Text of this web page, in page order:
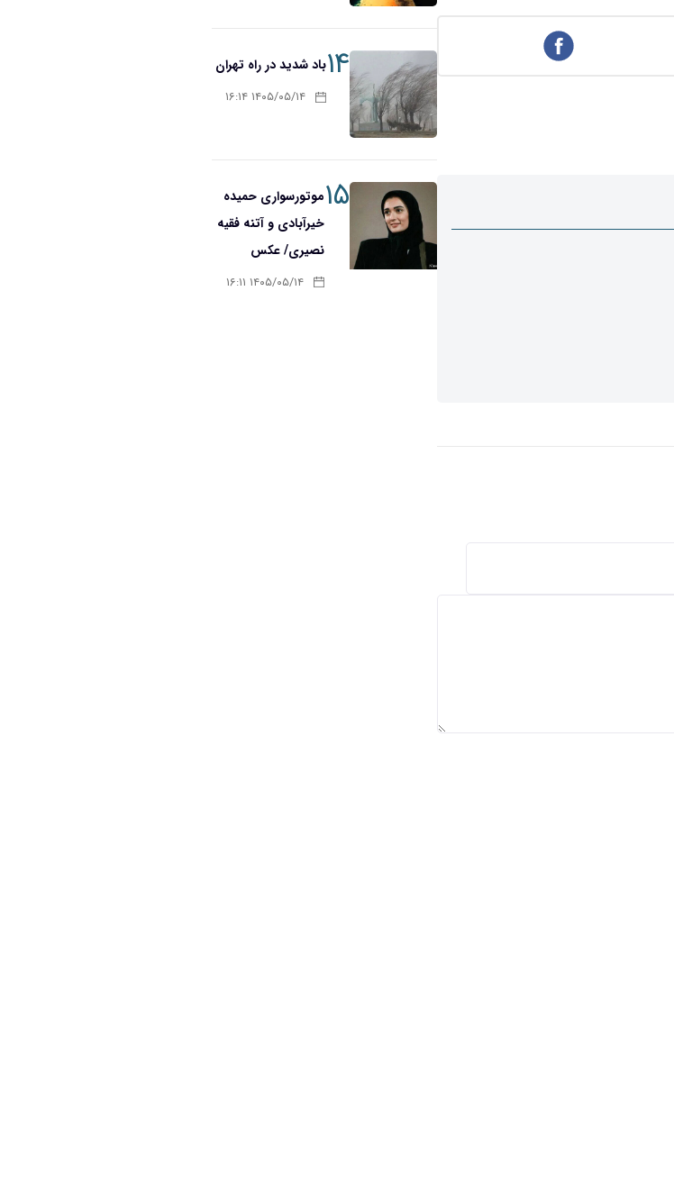
۱۴باد شدید در راه تهران
۱۴۰۵/۰۵/۱۴ ۱۶:۱۴
۱۵موتورسواری حمیده
خیرآبادی و آتنه فقیه
نصیری/ عکس
۱۴۰۵/۰۵/۱۴ ۱۶:۱۱